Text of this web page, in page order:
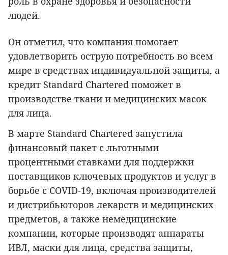
людей.
Он отметил, что компания помогает
удовлетворить острую потребность во всем
мире в средствах индивидуальной защиты, а
кредит Standard Chartered поможет в
производстве ткани и медицинских масок
для лица.
В марте Standard Chartered запустила
финансовый пакет с льготными
процентными ставками для поддержки
поставщиков ключевых продуктов и услуг в
борьбе с COVID-19, включая производителей
и дистрибьюторов лекарств и медицинских
предметов, а также немедицинские
компании, которые производят аппараты
ИВЛ, маски для лица, средства защиты,